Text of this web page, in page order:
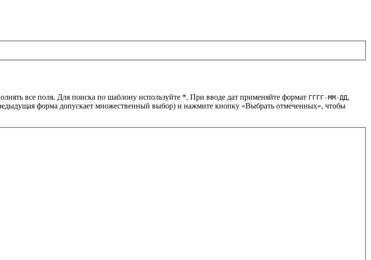
все поля. Для поиска по шаблону используйте *. При вводе дат применяйте формат ГГГГ-ММ-ДД,
форма допускает множественный выбор) и нажмите кнопку «Выбрать отмеченных», чтобы